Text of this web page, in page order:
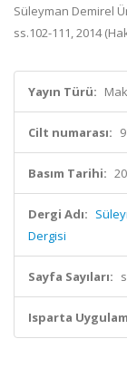
Süleyman Demirel
ss.102-111, 2014
Yayın Türü:
Cilt numarası: 9
Basım Tarihi:
Dergi Adı:
Dergisi
Sayfa Sayıları:
Isparta